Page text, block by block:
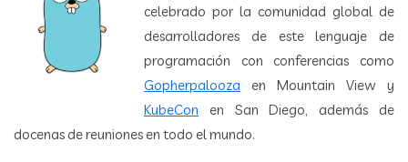
celebrado por la comunidad global de
desarrolladores de este lenguaje de
programación con conferencias como
Gopherpalooza en Mountain View y
KubeCon en San Diego, además de
docenas de reuniones en todo el mundo.